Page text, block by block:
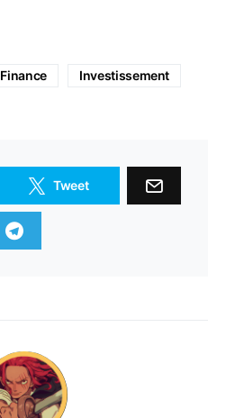
Finance Investissement
Tweet